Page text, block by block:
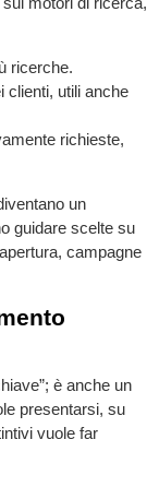
ricerche.
clienti, utili anche
richieste,
un
guidare scelte su
campagne
è anche un
presentarsi, su
vuole far